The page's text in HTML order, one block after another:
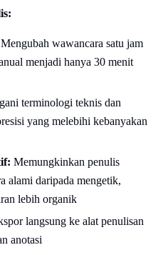
Mengubah wawancara satu jam
menjadi hanya 30 menit
terminologi teknis dan
yang melebihi kebanyakan
Memungkinkan penulis
alami daripada mengetik,
lebih organik
langsung ke alat penulisan
anotasi